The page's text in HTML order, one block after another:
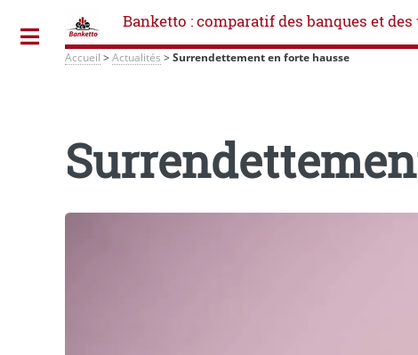
Banketto : comparatif des banques et des
Accueil >Actualités >Surrendettement en forte hausse
Toggle